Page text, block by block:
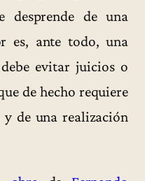
de una
es, ante todo, una
evitar juicios o
de hecho requiere
de una realización